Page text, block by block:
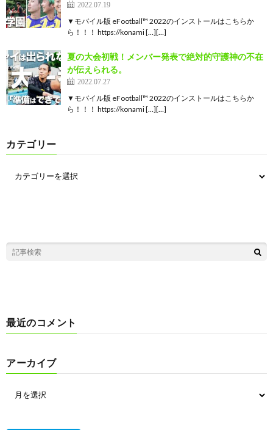
2022.07.19
▼モバイル版 eFootball™ 2022のインストールはこちらか
ら！！！ https://konami […][…]
夏の大会初戦！メンバー発表で絶対的守護神の不在
が伝えられる。
2022.07.27
▼モバイル版 eFootball™ 2022のインストールはこちらか
ら！！！ https://konami […][…]
カテゴリー
最近のコメント
アーカイブ